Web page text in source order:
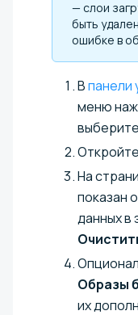
— слои
быть
ошибке в
Впанели
меню
выберите
На
показан
данных в
Образы
их